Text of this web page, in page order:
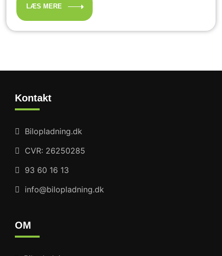
LÆS MERE
Kontakt
Bilopladning.dk
CVR: 26250285
93 60 16 13
info@bilopladning.dk
OM